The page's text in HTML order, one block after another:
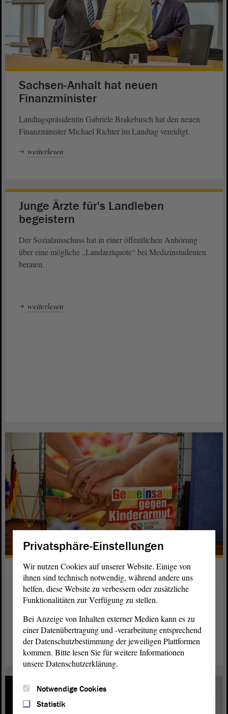
Sachsen-Anhalt hat neuen
Finanzminister
Landtagspräsidentin Gabriele Brakebusch hat den neuen
Finanzminister Michael Richter im Landtag vereidigt.
weiterlesen
Junge Ärzte für's Landleben
begeistern
Der Sozialausschuss hat in einer öffentlichen Anhörung
über eine mögliche „Landarztquote“ bei Medizinstudenten
beraten.
weiterlesen
Experten sprechen über
Kinderarmut
In Magdeburg hat eine Konferenz gegen Kinderarmut
stattgefunden. Mit dabei war Landtagspräsidentin Gabriele
Brakebusch.
weiterlesen
Privatsphäre-Einstellungen
Wir nutzen Cookies auf unserer Website. Einige von
ihnen sind technisch notwendig, während andere uns
helfen, diese Website zu verbessern oder zusätzliche
Funktionalitäten zur Verfügung zu stellen.
Bei Anzeige von Inhalten externer Medien kann es zu
einer Datenübertragung und -verarbeitung entsprechend
der Datenschutzbestimmung der jeweiligen Plattformen
kommen. Bitte lesen Sie für weitere Informationen
unsere Datenschutzerklärung.
Notwendige Cookies
Statistik